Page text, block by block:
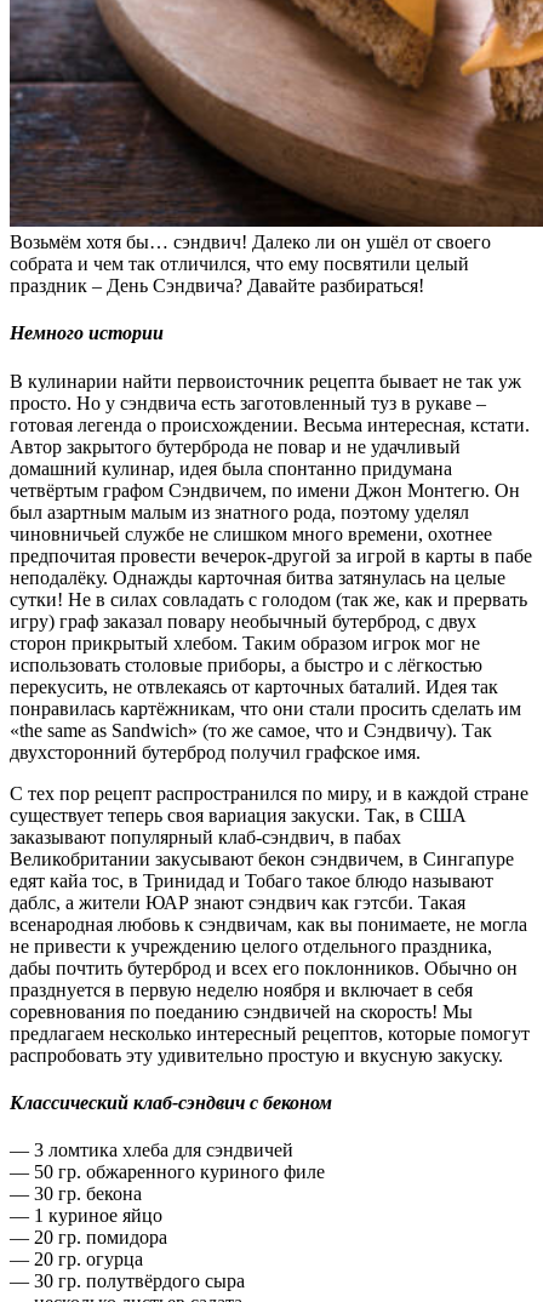
Возьмём хотя бы… сэндвич! Далеко ли он ушёл от своего
собрата и чем так отличился, что ему посвятили целый
праздник – День Сэндвича? Давайте разбираться!
Немного истории
В кулинарии найти первоисточник рецепта бывает не так уж
просто. Но у сэндвича есть заготовленный туз в рукаве –
готовая легенда о происхождении. Весьма интересная, кстати.
Автор закрытого бутерброда не повар и не удачливый
домашний кулинар, идея была спонтанно придумана
четвёртым графом Сэндвичем, по имени Джон Монтегю. Он
был азартным малым из знатного рода, поэтому уделял
чиновничьей службе не слишком много времени, охотнее
предпочитая провести вечерок-другой за игрой в карты в пабе
неподалёку. Однажды карточная битва затянулась на целые
сутки! Не в силах совладать с голодом (так же, как и прервать
игру) граф заказал повару необычный бутерброд, с двух
сторон прикрытый хлебом. Таким образом игрок мог не
использовать столовые приборы, а быстро и с лёгкостью
перекусить, не отвлекаясь от карточных баталий. Идея так
понравилась картёжникам, что они стали просить сделать им
«the same as Sandwich» (то же самое, что и Сэндвичу). Так
двухсторонний бутерброд получил графское имя.
С тех пор рецепт распространился по миру, и в каждой стране
существует теперь своя вариация закуски. Так, в США
заказывают популярный клаб-сэндвич, в пабах
Великобритании закусывают бекон сэндвичем, в Сингапуре
едят кайа тос, в Тринидад и Тобаго такое блюдо называют
даблс, а жители ЮАР знают сэндвич как гэтсби. Такая
всенародная любовь к сэндвичам, как вы понимаете, не могла
не привести к учреждению целого отдельного праздника,
дабы почтить бутерброд и всех его поклонников. Обычно он
празднуется в первую неделю ноября и включает в себя
соревнования по поеданию сэндвичей на скорость! Мы
предлагаем несколько интересный рецептов, которые помогут
распробовать эту удивительно простую и вкусную закуску.
Классический клаб-сэндвич с беконом
— 3 ломтика хлеба для сэндвичей
— 50 гр. обжаренного куриного филе
— 30 гр. бекона
— 1 куриное яйцо
— 20 гр. помидора
— 20 гр. огурца
— 30 гр. полутвёрдого сыра